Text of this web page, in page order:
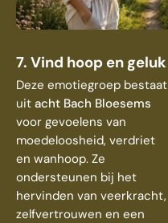
7. Vind hoop en geluk
Deze emotiegroep bestaat
uit acht Bach Bloesems
voor gevoelens van
moedeloosheid, verdriet
en wanhoop. Ze
ondersteunen bij het
hervinden van veerkracht,
zelfvertrouwen en een